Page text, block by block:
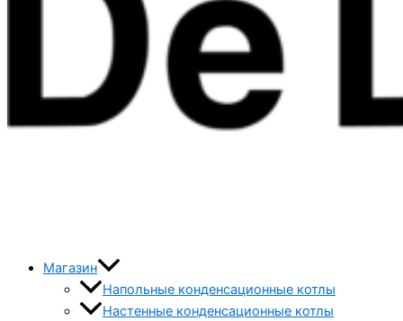
Магазин
Напольные конденсационные котлы
Настенные конденсационные котлы